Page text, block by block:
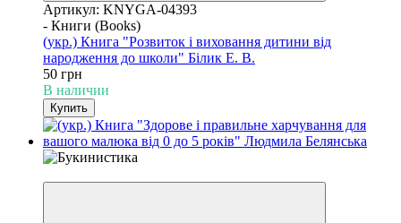
Артикул: KNYGA-04393
- Книги (Books)
(укр.) Книга "Розвиток і виховання дитини від
народження до школи" Білик Е. В.
50 грн
В наличии
Купить